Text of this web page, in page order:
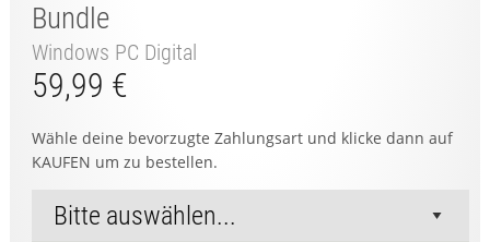
Bundle
Windows PC Digital
59,99 €
Wähle deine bevorzugte Zahlungsart und klicke dann auf
KAUFEN um zu bestellen.